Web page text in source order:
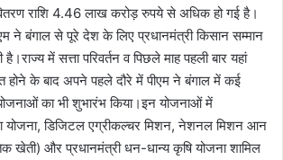
राशि 4.46 लाख करोड़ रुपये से अधिक हो गई है।
ने बंगाल से पूरे देश के लिए प्रधानमंत्री किसान सम्मान
में सत्ता परिवर्तन व पिछले माह पहली बार यहां
होने के बाद अपने पहले दौरे में पीएम ने बंगाल में कई
का भी शुभारंभ किया।इन योजनाओं में
योजना, डिजिटल एग्रीकल्चर मिशन, नेशनल मिशन आन
खेती) और प्रधानमंत्री धन-धान्य कृषि योजना शामिल